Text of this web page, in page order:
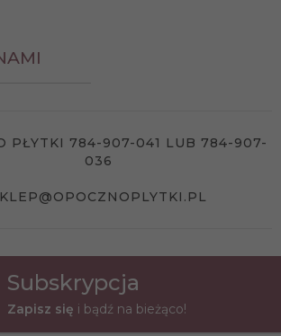
PŁYTKI 784-907-041 LUB 784-907-
036
Subskrypcja
Zapisz się i bądź na bieżąco!